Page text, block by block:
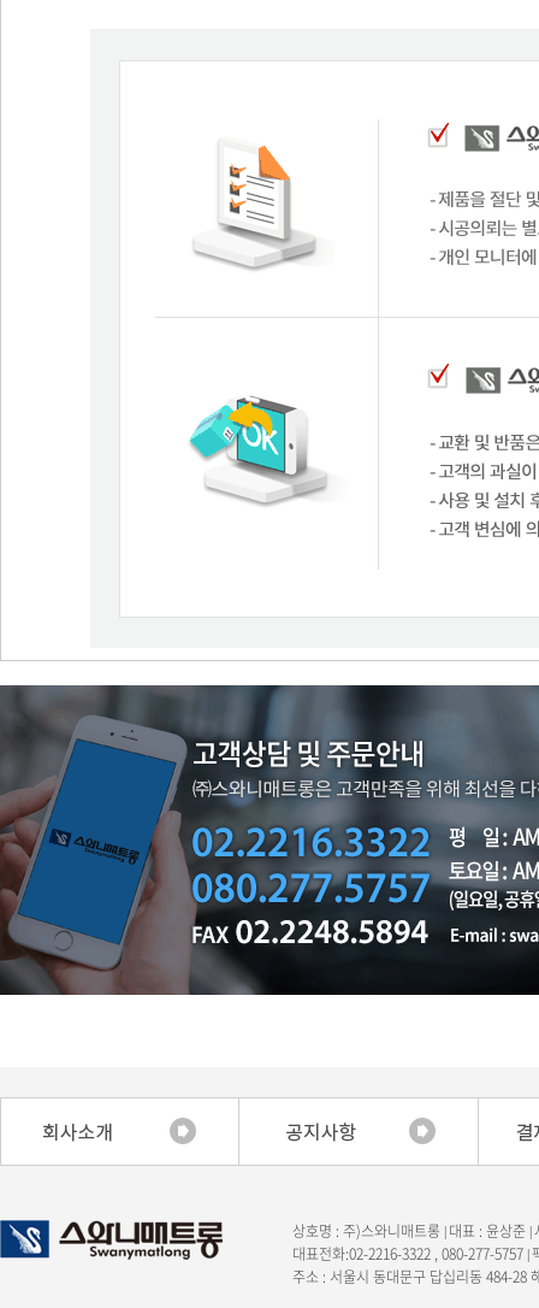
상호명 : 주)스와니매트롱 | 대표 : 윤상준 |
대표전화:02-2216-3322 , 080-277-5757 |
주소 : 서울시 동대문구 답십리동 484-28